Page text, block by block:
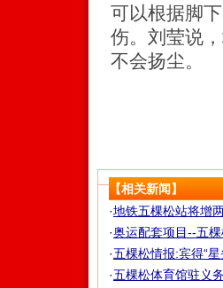
可以根据脚
伤。刘莹说
不会扬尘。
【相关新闻】
·地铁五棵松站将增
·奥运配套项目--五
·五棵松情报:宾得“
·五棵松体育馆驻义